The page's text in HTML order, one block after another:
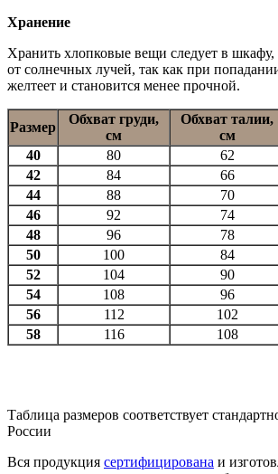
Хранение
Хранить хлопковые вещи следует в шкафу,
от солнечных лучей, так как при
желтеет и становится менее прочной.
Размер
Обхват груди,
см
Обхват талии,
см
40
80 62
42
84 66
44
88 70
46
92 74
48
96 78
50
100 84
52
104 90
54
108 96
56
112 102
58
116 108
Таблица размеров соответствует
России
Вся продукция сертифицирована и